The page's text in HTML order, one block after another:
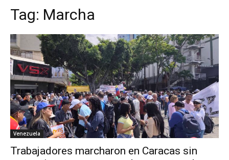
Tag: Marcha
Venezuela
Trabajadores marcharon en Caracas sin